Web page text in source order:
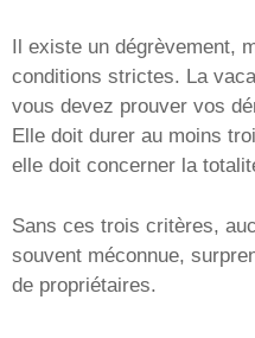
Il existe un dégrèvement,
conditions strictes. La
vous devez prouver vos
Elle doit durer au moins
elle doit concerner la
Sans ces trois critères,
souvent méconnue,
de propriétaires.